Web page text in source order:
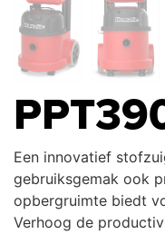
Een innovatief
gebruiksgemak ook
opbergruimte biedt
Verhoog de